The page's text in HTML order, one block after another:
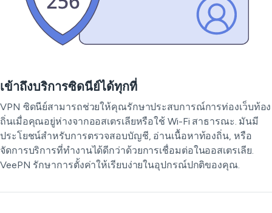
เข้าถึงบริการซิดนีย์ได้ทุกที่
VPN ซิดนีย์สามารถช่วยให้คุณรักษาประสบการณ์การท่องเว็บท้อง
ถิ่นเมื่อคุณอยู่ห่างจากออสเตรเลียหรือใช้ Wi-Fi สาธารณะ. มันมี
ประโยชน์สำหรับการตรวจสอบบัญชี, อ่านเนื้อหาท้องถิ่น, หรือ
จัดการบริการที่ทำงานได้ดีกว่าด้วยการเชื่อมต่อในออสเตรเลีย.
VeePN รักษาการตั้งค่าให้เรียบง่ายในอุปกรณ์ปกติของคุณ.